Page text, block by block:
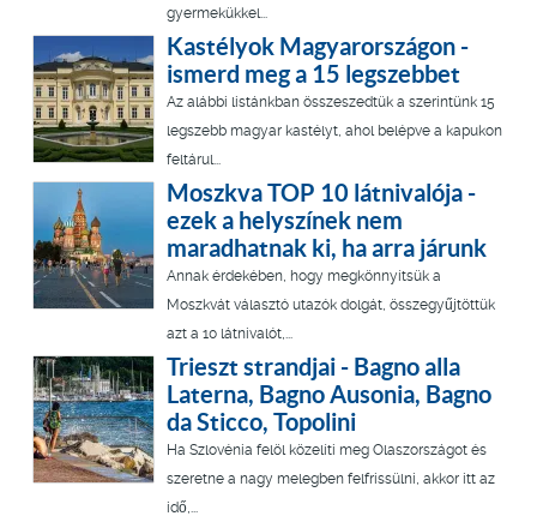
gyermekükkel...
Kastélyok Magyarországon -
ismerd meg a 15 legszebbet
Az alábbi listánkban összeszedtük a szerintünk 15
legszebb magyar kastélyt, ahol belépve a kapukon
feltárul...
Moszkva TOP 10 látnivalója -
ezek a helyszínek nem
maradhatnak ki, ha arra járunk
Annak érdekében, hogy megkönnyítsük a
Moszkvát választó utazók dolgát, összegyűjtöttük
azt a 10 látnivalót,...
Trieszt strandjai - Bagno alla
Laterna, Bagno Ausonia, Bagno
da Sticco, Topolini
Ha Szlovénia felöl közelíti meg Olaszországot és
szeretne a nagy melegben felfrissülni, akkor itt az
idő,...